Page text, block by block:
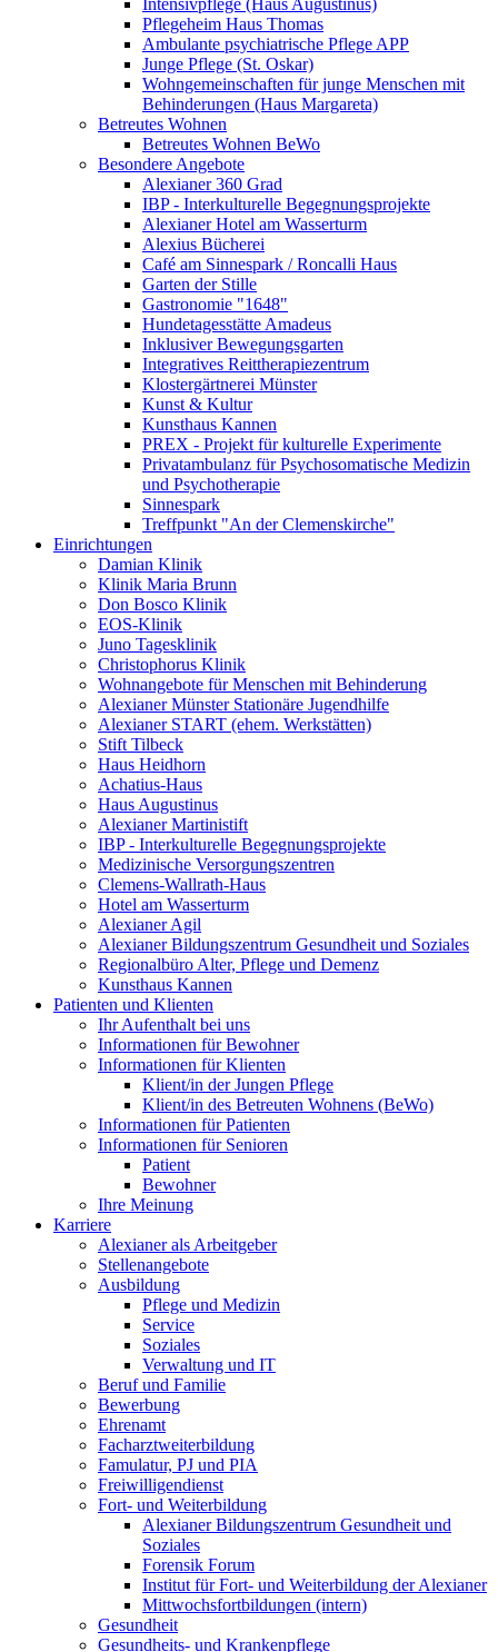
Intensivpflege (Haus Augustinus)
Pflegeheim Haus Thomas
Ambulante psychiatrische Pflege APP
Junge Pflege (St. Oskar)
Wohngemeinschaften für junge Menschen mit
Behinderungen (Haus Margareta)
Betreutes Wohnen
Betreutes Wohnen BeWo
Besondere Angebote
Alexianer 360 Grad
IBP - Interkulturelle Begegnungsprojekte
Alexianer Hotel am Wasserturm
Alexius Bücherei
Café am Sinnespark / Roncalli Haus
Garten der Stille
Gastronomie "1648"
Hundetagesstätte Amadeus
Inklusiver Bewegungsgarten
Integratives Reittherapiezentrum
Klostergärtnerei Münster
Kunst & Kultur
Kunsthaus Kannen
PREX - Projekt für kulturelle Experimente
Privatambulanz für Psychosomatische Medizin
und Psychotherapie
Sinnespark
Treffpunkt "An der Clemenskirche"
Einrichtungen
Damian Klinik
Klinik Maria Brunn
Don Bosco Klinik
EOS-Klinik
Juno Tagesklinik
Christophorus Klinik
Wohnangebote für Menschen mit Behinderung
Alexianer Münster Stationäre Jugendhilfe
Alexianer START (ehem. Werkstätten)
Stift Tilbeck
Haus Heidhorn
Achatius-Haus
Haus Augustinus
Alexianer Martinistift
IBP - Interkulturelle Begegnungsprojekte
Medizinische Versorgungszentren
Clemens-Wallrath-Haus
Hotel am Wasserturm
Alexianer Agil
Alexianer Bildungszentrum Gesundheit und Soziales
Regionalbüro Alter, Pflege und Demenz
Kunsthaus Kannen
Patienten und Klienten
Ihr Aufenthalt bei uns
Informationen für Bewohner
Informationen für Klienten
Klient/in der Jungen Pflege
Klient/in des Betreuten Wohnens (BeWo)
Informationen für Patienten
Informationen für Senioren
Patient
Bewohner
Ihre Meinung
Karriere
Alexianer als Arbeitgeber
Stellenangebote
Ausbildung
Pflege und Medizin
Service
Soziales
Verwaltung und IT
Beruf und Familie
Bewerbung
Ehrenamt
Facharztweiterbildung
Famulatur, PJ und PIA
Freiwilligendienst
Fort- und Weiterbildung
Alexianer Bildungszentrum Gesundheit und
Soziales
Forensik Forum
Institut für Fort- und Weiterbildung der Alexianer
Mittwochsfortbildungen (intern)
Gesundheit
Gesundheits- und Krankenpflege